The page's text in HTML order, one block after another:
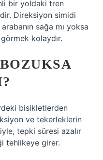
bir yoldaki tren
Direksiyon simidi
sağa mı yoksa
kolaydır.
bisikletlerden
ve tekerleklerin
tepki süresi azalır
tehlikeye girer.